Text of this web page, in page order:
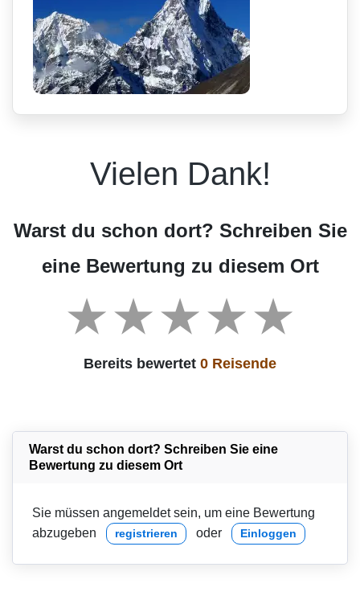
Vielen Dank!
Warst du schon dort? Schreiben Sie
eine Bewertung zu diesem Ort
Bereits bewertet 0 Reisende
Warst du schon dort? Schreiben Sie eine
Bewertung zu diesem Ort
Sie müssen angemeldet sein, um eine Bewertung
abzugeben
registrieren oder Einloggen